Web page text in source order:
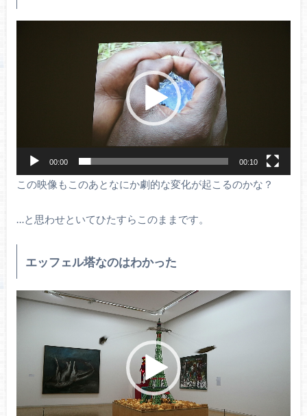
00:00 00:10
この映像もこのあとなにか劇的な変化が起こるのかな？
…と思わせといてひたすらこのままです。
エッフェル塔なのはわかった
動
画